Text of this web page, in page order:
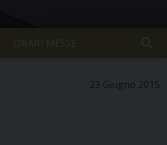
ORARI MESSE
23 Giugno 2015